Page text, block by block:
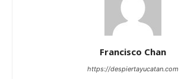
Francisco Chan
https://despiertayucatan.com